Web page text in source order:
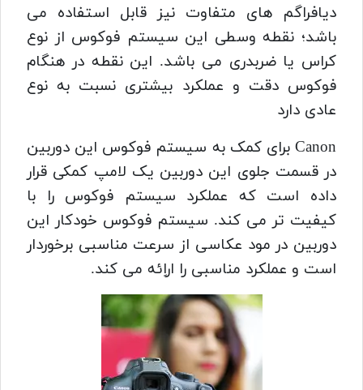
دیافراگم های متفاوت نیز قابل استفاده می
باشد؛ نقطه وسطی این سیستم فوکوس از نوع
کراس یا ضربدری می باشد. این نقطه در هنگام
فوکوس دقت و عملکرد بیشتری نسبت به نوع
عادی دارد
Canon برای کمک به سیستم فوکوس این دوربین
در قسمت جلوی این دوربین یک لامپ کمکی قرار
داده است که عملکرد سیستم فوکوس را با
کیفیت تر می کند. سیستم فوکوس خودکار این
دوربین در مود عکاسی از سرعت مناسبی برخوردار
است و عملکرد مناسبی را اراِئه می کند.